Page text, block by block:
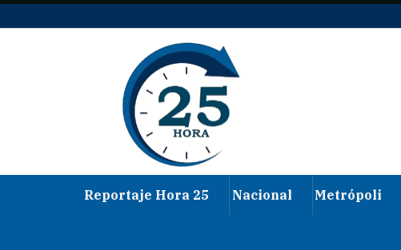
Reportaje Hora 25 Nacional Metrópoli